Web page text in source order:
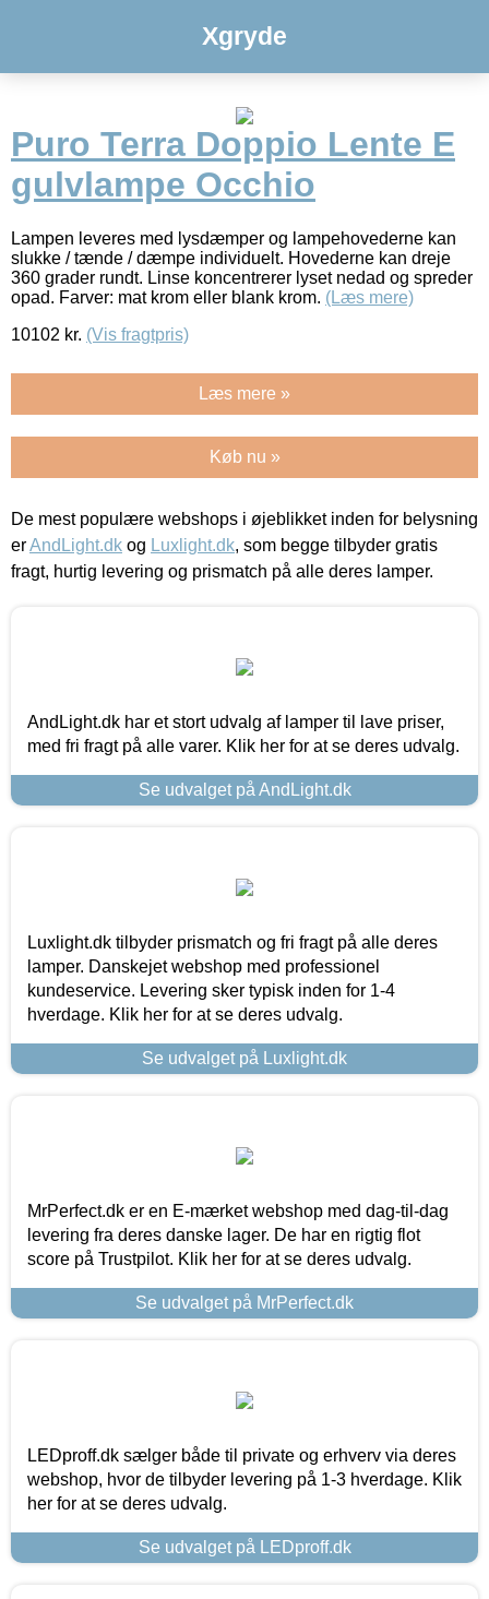
Xgryde
Puro Terra Doppio Lente E
gulvlampe Occhio
Lampen leveres med lysdæmper og lampehovederne kan
slukke / tænde / dæmpe individuelt. Hovederne kan dreje
360 grader rundt. Linse koncentrerer lyset nedad og spreder
opad. Farver: mat krom eller blank krom. (Læs mere)
10102 kr. (Vis fragtpris)
Læs mere »
Køb nu »
De mest populære webshops i øjeblikket inden for belysning
erAndLight.dk og Luxlight.dk, som begge tilbyder gratis
fragt, hurtig levering og prismatch på alle deres lamper.
AndLight.dk har et stort udvalg af lamper til lave priser,
med fri fragt på alle varer. Klik her for at se deres udvalg.
Se udvalget på AndLight.dk
Luxlight.dk tilbyder prismatch og fri fragt på alle deres
lamper. Danskejet webshop med professionel
kundeservice. Levering sker typisk inden for 1-4
hverdage. Klik her for at se deres udvalg.
Se udvalget på Luxlight.dk
MrPerfect.dk er en E-mærket webshop med dag-til-dag
levering fra deres danske lager. De har en rigtig flot
score på Trustpilot. Klik her for at se deres udvalg.
Se udvalget på MrPerfect.dk
LEDproff.dk sælger både til private og erhverv via deres
webshop, hvor de tilbyder levering på 1-3 hverdage. Klik
her for at se deres udvalg.
Se udvalget på LEDproff.dk